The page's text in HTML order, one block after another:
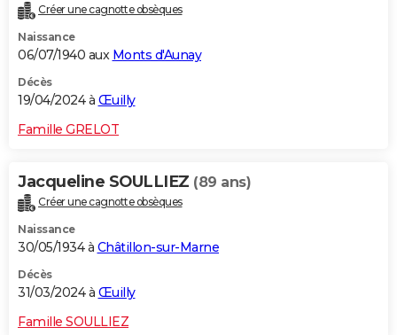
Créer une cagnotte obsèques
Naissance
06/07/1940 aux Monts d'Aunay
Décès
19/04/2024 à Œuilly
Famille GRELOT
Jacqueline SOULLIEZ (89 ans)
Créer une cagnotte obsèques
Naissance
30/05/1934 à Châtillon-sur-Marne
Décès
31/03/2024 à Œuilly
Famille SOULLIEZ